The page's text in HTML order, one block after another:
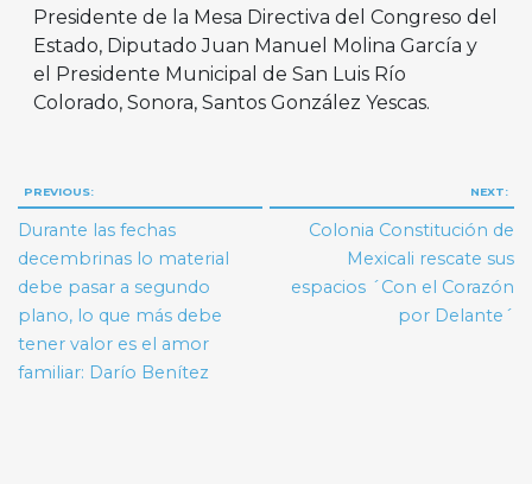
Presidente de la Mesa Directiva del Congreso del
Estado, Diputado Juan Manuel Molina García y
el Presidente Municipal de San Luis Río
Colorado, Sonora, Santos González Yescas.
Navegación
de
entradas
PREVIOUS:
Durante las fechas
decembrinas lo material
debe pasar a segundo
plano, lo que más debe
tener valor es el amor
familiar: Darío Benítez
NEXT:
Colonia Constitución de
Mexicali rescate sus
espacios ´Con el Corazón
por Delante´